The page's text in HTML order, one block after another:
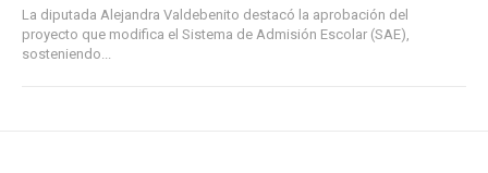
La diputada Alejandra Valdebenito destacó la aprobación del
proyecto que modifica el Sistema de Admisión Escolar (SAE),
sosteniendo...